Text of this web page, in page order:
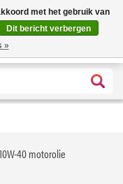
op gehele assortiment
X
40 motorolie
met het gebruik van
Dit bericht verbergen
»